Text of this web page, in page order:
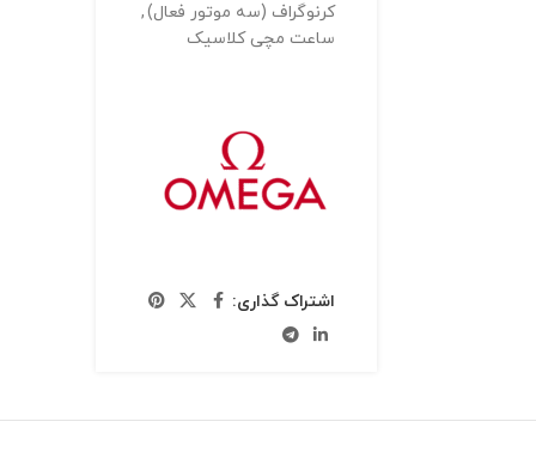
کرنوگراف (سه موتور فعال),
ساعت مچی کلاسیک
اشتراک گذاری: